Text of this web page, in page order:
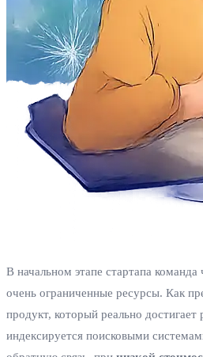
В начальном этапе стартапа
очень ограниченные ресурсы. Как
продукт, который реально достигает
индексируется поисковыми